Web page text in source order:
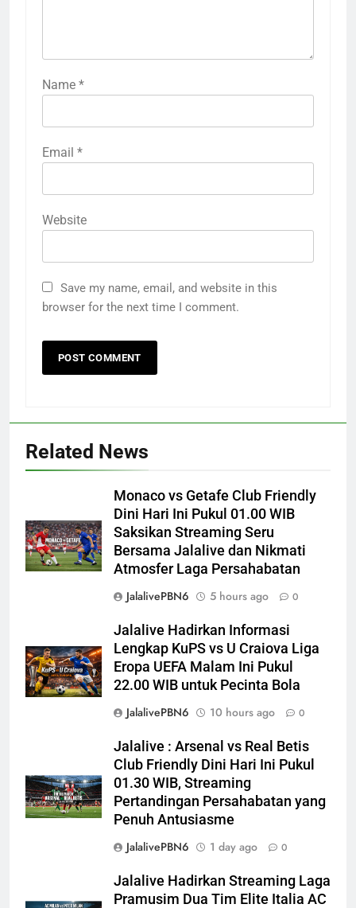
Name *
Email *
Website
Save my name, email, and website in this
browser for the next time I comment.
Related News
Monaco vs Getafe Club Friendly
Dini Hari Ini Pukul 01.00 WIB
Saksikan Streaming Seru
Bersama Jalalive dan Nikmati
Atmosfer Laga Persahabatan
JalalivePBN6
5 hours ago 0
Jalalive Hadirkan Informasi
Lengkap KuPS vs U Craiova Liga
Eropa UEFA Malam Ini Pukul
22.00 WIB untuk Pecinta Bola
JalalivePBN6
10 hours ago 0
Jalalive : Arsenal vs Real Betis
Club Friendly Dini Hari Ini Pukul
01.30 WIB, Streaming
Pertandingan Persahabatan yang
Penuh Antusiasme
JalalivePBN6
1 day ago 0
Jalalive Hadirkan Streaming Laga
Pramusim Dua Tim Elite Italia AC